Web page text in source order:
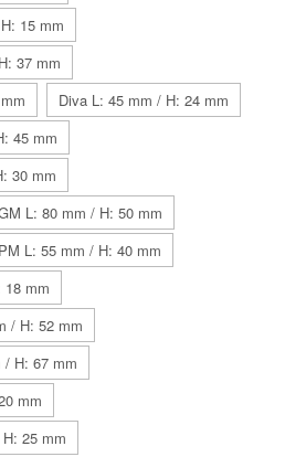
15 mm
37 mm
Diva L: 45 mm / H: 24 mm
45 mm
30 mm
L: 80 mm / H: 50 mm
L: 55 mm / H: 40 mm
18 mm
/ H: 52 mm
/ H: 67 mm
mm
25 mm